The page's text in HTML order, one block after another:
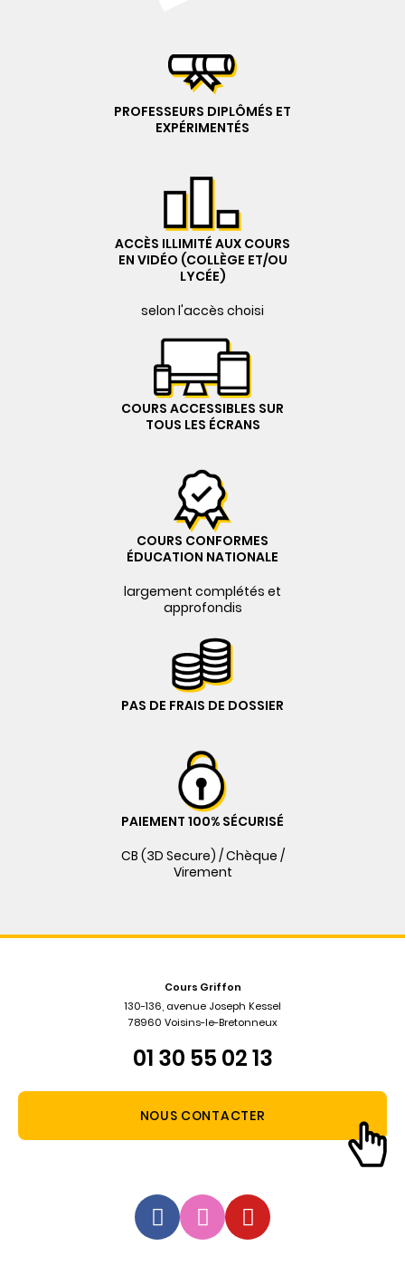
PROFESSEURS DIPLÔMÉS ET
EXPÉRIMENTÉS
ACCÈS ILLIMITÉ AUX COURS
EN VIDÉO (COLLÈGE ET/OU
LYCÉE)
selon l'accès choisi
COURS ACCESSIBLES SUR
TOUS LES ÉCRANS
COURS CONFORMES
ÉDUCATION NATIONALE
largement complétés et
approfondis
PAS DE FRAIS DE DOSSIER
PAIEMENT 100% SÉCURISÉ
CB (3D Secure) / Chèque /
Virement
Cours Griffon
130-136, avenue Joseph Kessel
78960 Voisins-le-Bretonneux
01 30 55 02 13
NOUS CONTACTER